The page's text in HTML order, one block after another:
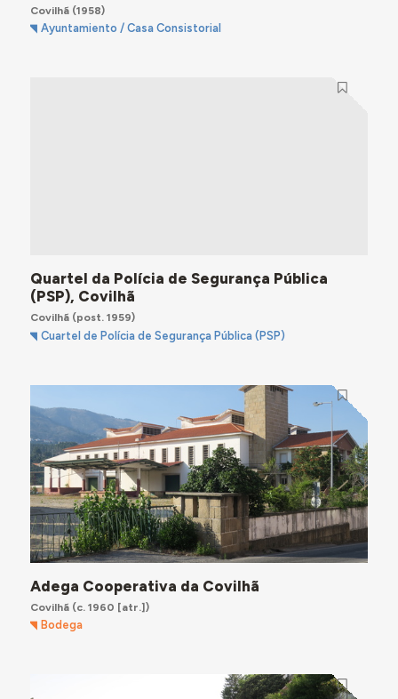
Covilhã(1958)
Ayuntamiento / Casa Consistorial
Quartel da Polícia de Segurança Pública
(PSP), Covilhã
Covilhã(post. 1959)
Cuartel de Polícia de Segurança Pública (PSP)
Adega Cooperativa da Covilhã
Covilhã(c. 1960 [atr.])
Bodega